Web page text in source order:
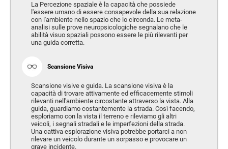
La Percezione spaziale è la capacità che possiede
l'essere umano di essere consapevole della sua relazione
con l'ambiente nello spazio che lo circonda. Le meta-
analisi sulle prove neuropsicologiche segnalano che le
abilità visuo spaziali possono essere le più rilevanti per
una guida corretta.
Scansione Visiva
Scansione visive e guida. La scansione visiva è la
capacità di trovare attivamente ed efficacemente stimoli
rilevanti nell'ambiente circostante attraverso la vista. Alla
guida, guardiamo costantemente la strada. Così facendo,
esploriamo con la vista il terreno e rileviamo gli altri
veicoli, i segnali stradali e le imperfezioni della strada.
Una cattiva esplorazione visiva potrebbe portarci a non
rilevare un veicolo durante un sorpasso e provocare un
grave incidente.